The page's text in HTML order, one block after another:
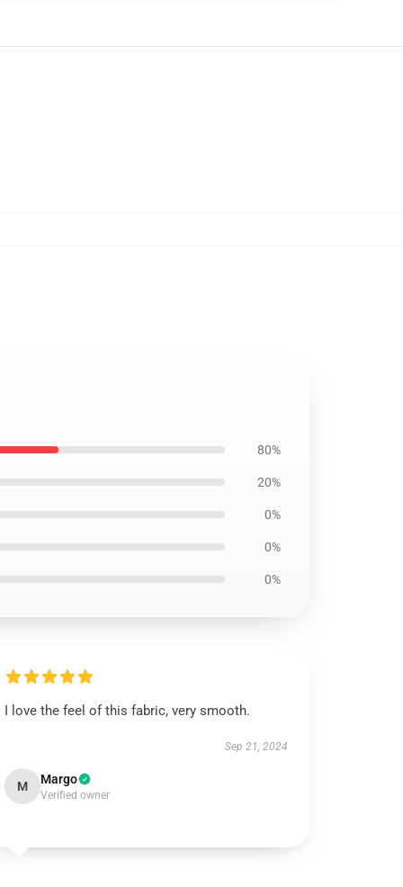
80%
20%
0%
0%
0%
I love the feel of this fabric, very smooth.
Sep 21, 2024
M Margo
Verified owner